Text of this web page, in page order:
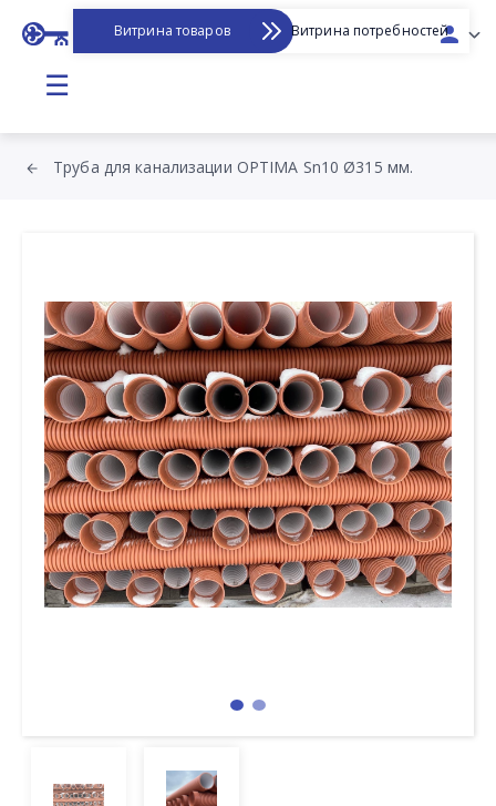
Витрина товаров Витрина потребностей
☰
Труба для канализации OPTIMA Sn10 Ø315 мм.